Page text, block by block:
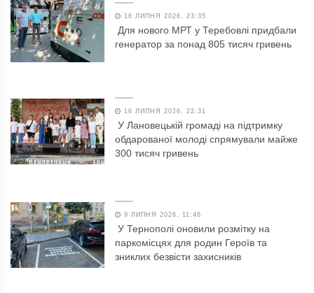
16 ЛИПНЯ 2026, 23:35
Для нового МРТ у Теребовлі придбали
генератор за понад 805 тисяч гривень
16 ЛИПНЯ 2026, 22:31
У Лановецькій громаді на підтримку
обдарованої молоді спрямували майже
300 тисяч гривень
9 ЛИПНЯ 2026, 11:46
У Тернополі оновили розмітку на
паркомісцях для родин Героїв та
зниклих безвісти захисників